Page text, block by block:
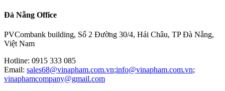
Đà Nẵng Office
PVCombank building, Số 2 Đường 30/4, Hải Châu, TP Đà Nẵng,
Việt Nam
Hotline: 0915 333 085
Email: sales68@vinapham.com.vn;info@vinapham.com.vn;
vinaphamcompany@gmail.com